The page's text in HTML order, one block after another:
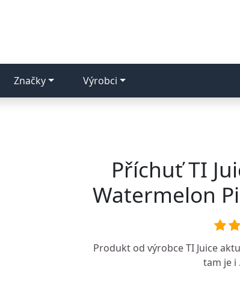
Značky Výrobci
Příchuť TI
Watermelon
Produkt od výrobceTI Juice
tam je i